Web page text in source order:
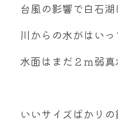
台風の影響で白石湖
川からの水がはい
水面はまだ２ｍ弱真
いいサイズばかり